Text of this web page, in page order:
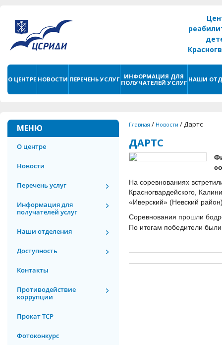
О ЦЕНТРЕ НОВОСТИ ПЕРЕЧЕНЬ УСЛУГ
ИНФОРМАЦИЯ ДЛЯ
ПОЛУЧАТЕЛЕЙ УСЛУГ НАШИ
МЕНЮ
О центре
Новости
Перечень услуг
Информация для
получателей услуг
Наши отделения
Доступность
Контакты
Противодействие
коррупции
Прокат ТСР
Фотоконкурс
Главная / Новости /Дартс
ДАРТС
На соревнованиях
Красногвардейского,
«Иверский» (Невский
Соревнования прошли
По итогам победители